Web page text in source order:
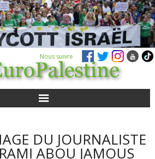
Nous suivre
DU JOURNALISTE
ABOU JAMOUS